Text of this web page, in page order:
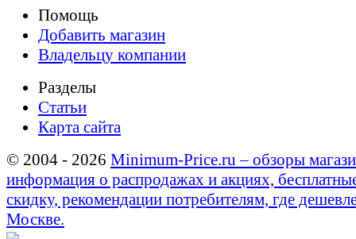
Помощь
Добавить магазин
Владельцу компании
Разделы
Статьи
Карта сайта
© 2004 - 2026 Minimum-Price.ru – обзоры
информация о распродажах и акциях,
скидку, рекомендации потребителям, где
Москве.